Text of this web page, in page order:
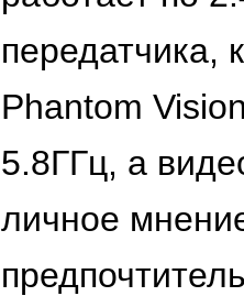
передатчика,
Phantom
5.8ГГц, а
личное